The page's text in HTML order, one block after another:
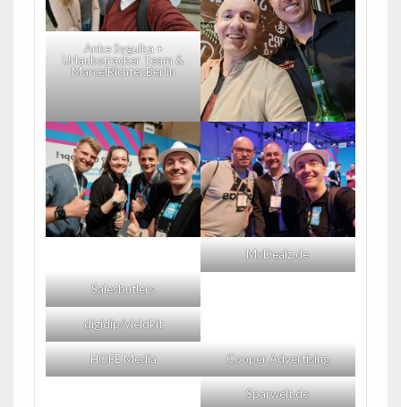
Anke Sygulka +
Urlaubstracker Team &
MarcelRichter.Berlin
MyDealz.de
Salesbutlers
digidip/yieldkit
HOFE Media Cooper Advertising
Sparwelt.de